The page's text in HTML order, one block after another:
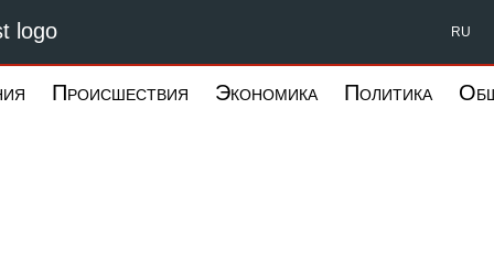
Северо-Запад RU
Происшествия Экономика Политика